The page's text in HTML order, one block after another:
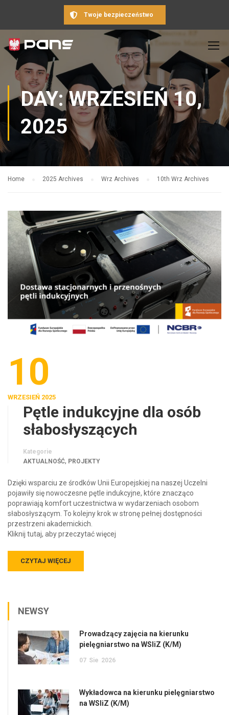
Twoje bezpieczeństwo
DAY: WRZESIEŃ 10,
2025
Home 2025 Archives Wrz Archives 10th Wrz Archives
10
WRZESIEŃ 2025
Pętle indukcyjne dla osób
słabosłyszących
Kategorie
AKTUALNOŚĆ, PROJEKTY
Dzięki wsparciu ze środków Unii Europejskiej na naszej Uczelni
pojawiły się nowoczesne pętle indukcyjne, które znacząco
poprawiają komfort uczestnictwa w wydarzeniach osobom
słabosłyszącym. To kolejny krok w stronę pełnej dostępności
przestrzeni akademickich.
Kliknij tutaj, aby przeczytać więcej
CZYTAJ WIĘCEJ
NEWSY
Prowadzący zajęcia na kierunku
pielęgniarstwo na WSIiZ (K/M)
07 Sie 2026
Wykładowca na kierunku pielęgniarstwo
na WSIiZ (K/M)